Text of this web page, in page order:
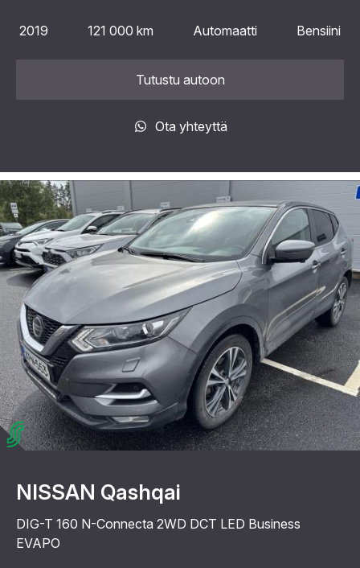
2019 121 000 km Automaatti Bensiini
Tutustu autoon
Ota yhteyttä
NISSAN Qashqai
DIG-T 160 N-Connecta 2WD DCT LED Business
EVAPO